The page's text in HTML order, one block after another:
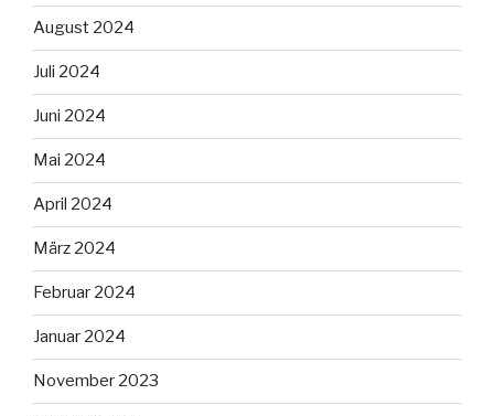
August 2024
Juli 2024
Juni 2024
Mai 2024
April 2024
März 2024
Februar 2024
Januar 2024
November 2023